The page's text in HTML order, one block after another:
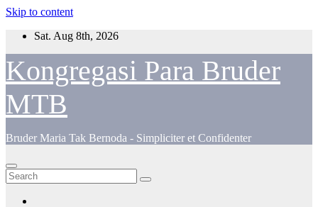
Skip to content
Sat. Aug 8th, 2026
Kongregasi Para Bruder
MTB
Bruder Maria Tak Bernoda - Simpliciter et Confidenter